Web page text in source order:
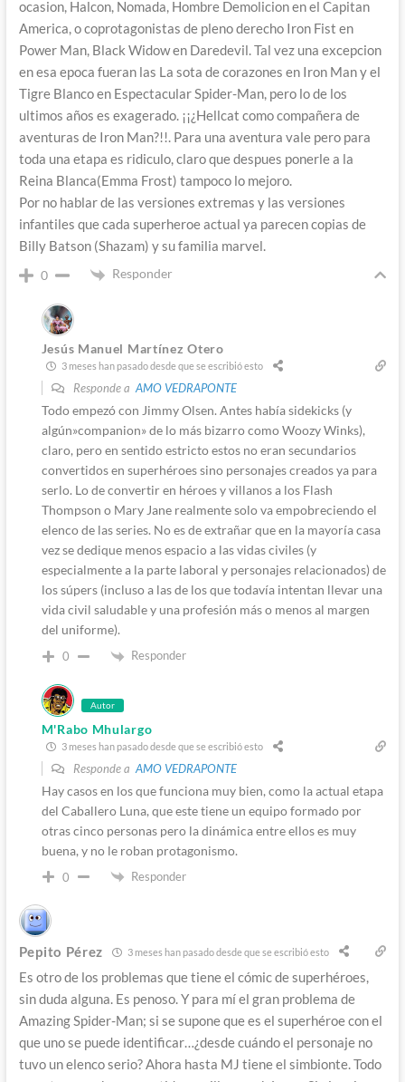
ocasion, Halcon, Nomada, Hombre Demolicion en el Capitan
America, o coprotagonistas de pleno derecho Iron Fist en
Power Man, Black Widow en Daredevil. Tal vez una excepcion
en esa epoca fueran las La sota de corazones en Iron Man y el
Tigre Blanco en Espectacular Spider-Man, pero lo de los
ultimos años es exagerado. ¡¡¿Hellcat como compañera de
aventuras de Iron Man?!!. Para una aventura vale pero para
toda una etapa es ridiculo, claro que despues ponerle a la
Reina Blanca(Emma Frost) tampoco lo mejoro.
Por no hablar de las versiones extremas y las versiones
infantiles que cada superheroe actual ya parecen copias de
Billy Batson (Shazam) y su familia marvel.
0 Responder
Jesús Manuel Martínez Otero
3 meses han pasado desde que se escribió esto
Responde a AMO VEDRAPONTE
Todo empezó con Jimmy Olsen. Antes había sidekicks (y
algún»companion» de lo más bizarro como Woozy Winks),
claro, pero en sentido estricto estos no eran secundarios
convertidos en superhéroes sino personajes creados ya para
serlo. Lo de convertir en héroes y villanos a los Flash
Thompson o Mary Jane realmente solo va empobreciendo el
elenco de las series. No es de extrañar que en la mayoría casa
vez se dedique menos espacio a las vidas civiles (y
especialmente a la parte laboral y personajes relacionados) de
los súpers (incluso a las de los que todavía intentan llevar una
vida civil saludable y una profesión más o menos al margen
del uniforme).
0 Responder
Autor
M'Rabo Mhulargo
3 meses han pasado desde que se escribió esto
Responde a AMO VEDRAPONTE
Hay casos en los que funciona muy bien, como la actual etapa
del Caballero Luna, que este tiene un equipo formado por
otras cinco personas pero la dinámica entre ellos es muy
buena, y no le roban protagonismo.
0 Responder
Pepito Pérez 3 meses han pasado desde que se escribió esto
Es otro de los problemas que tiene el cómic de superhéroes,
sin duda alguna. Es penoso. Y para mí el gran problema de
Amazing Spider-Man; si se supone que es el superhéroe con el
que uno se puede identificar…¿desde cuándo el personaje no
tuvo un elenco serio? Ahora hasta MJ tiene el simbionte. Todo